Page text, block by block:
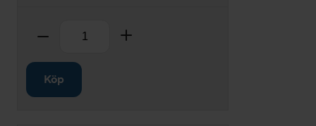
Ta bort
Köp